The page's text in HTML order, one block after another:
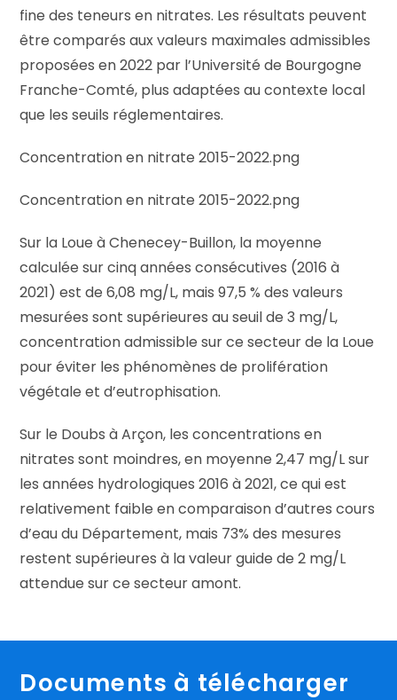
fine des teneurs en nitrates. Les résultats peuvent
être comparés aux valeurs maximales admissibles
proposées en 2022 par l’Université de Bourgogne
Franche-Comté, plus adaptées au contexte local
que les seuils réglementaires.
Concentration en nitrate 2015-2022.png
Concentration en nitrate 2015-2022.png
Sur la Loue à Chenecey-Buillon, la moyenne
calculée sur cinq années consécutives (2016 à
2021) est de 6,08 mg/L, mais 97,5 % des valeurs
mesurées sont supérieures au seuil de 3 mg/L,
concentration admissible sur ce secteur de la Loue
pour éviter les phénomènes de prolifération
végétale et d’eutrophisation.
Sur le Doubs à Arçon, les concentrations en
nitrates sont moindres, en moyenne 2,47 mg/L sur
les années hydrologiques 2016 à 2021, ce qui est
relativement faible en comparaison d’autres cours
d’eau du Département, mais 73% des mesures
restent supérieures à la valeur guide de 2 mg/L
attendue sur ce secteur amont.
Documents à télécharger